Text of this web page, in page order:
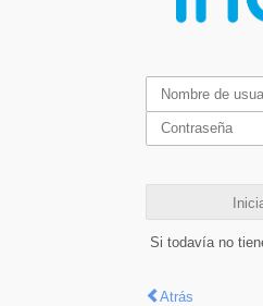
Si todavía no
Atrás